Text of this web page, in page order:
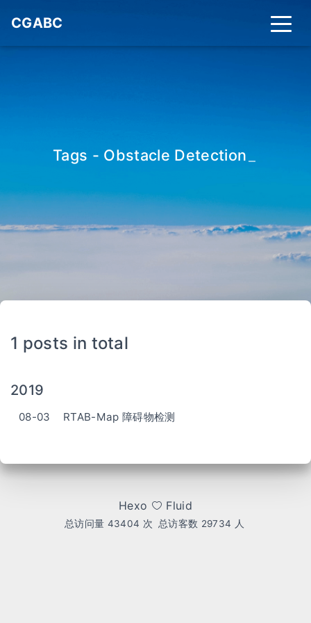
CGABC
Tags - Obstacle Detection
1 posts in total
2019
08-03 RTAB-Map 障碍物检测
Hexo Fluid
总访问量 43404 次 总访客数 29734 人